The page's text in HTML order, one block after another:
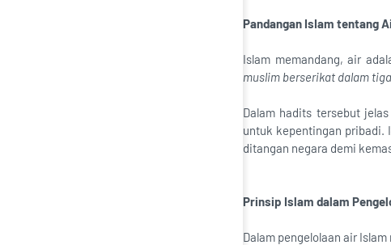
Pandangan IsIam tentang
Islam memandang, air
muslim berserikat dalam
Dalam hadits tersebut
untuk kepentingan pribadi.
ditangan negara demi
Prinsip Islam dalam
Dalam pengelolaan air